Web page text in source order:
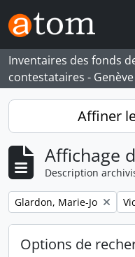
Skip to main content
Inventaires des fonds
contestataires - Genève
Affiner
Affichage
Description
Remove filter:
Glardon, Marie-Jo
Options de